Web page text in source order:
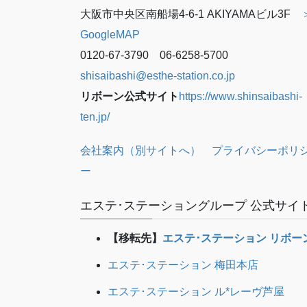
大阪市中央区南船場4-6-1 AKIYAMAビル3F
GoogleMAP
0120-67-3790 06-6258-5700
shisaibashi@esthe-station.co.jp
リボーン公式サイト https://www.shinsaibashi-
ten.jp/
会社案内（別サイトへ）
プライバシーポリ
ー
エステ･ステーショングループ 公式サイ
【移転先】 エステ･ステーション リボー
エステ･ステーション 梅田本店
エステ･ステーション ル*レーヴ芦屋